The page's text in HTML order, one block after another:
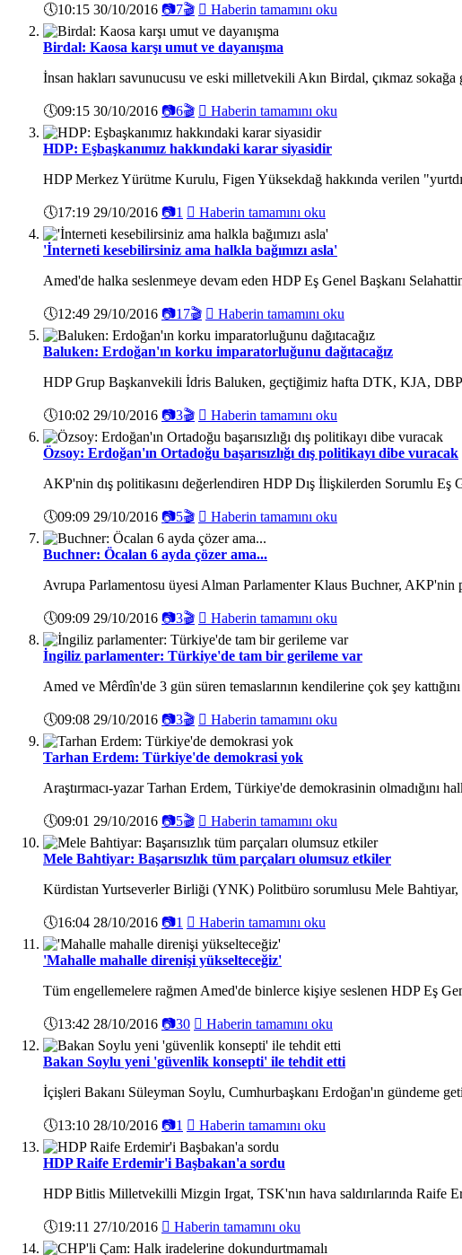
🕔10:15 30/10/2016 📷7🎬  Haberin tamamını oku
Birdal: Kaosa karşı umut ve dayanışma
İnsan hakları savunucusu ve eski milletvekili Akın Birdal, çıkmaz
🕔09:15 30/10/2016 📷6🎬  Haberin tamamını oku
HDP: Eşbaşkanımız hakkındaki karar siyasidir
HDP Merkez Yürütme Kurulu, Figen Yüksekdağ hakkında verilen
🕔17:19 29/10/2016 📷1  Haberin tamamını oku
'İnterneti kesebilirsiniz ama halkla bağımızı asla'
Amed'de halka seslenmeye devam eden HDP Eş Genel Başkanı
🕔12:49 29/10/2016 📷17🎬  Haberin tamamını oku
Baluken: Erdoğan'ın korku imparatorluğunu dağıtacağız
HDP Grup Başkanvekili İdris Baluken, geçtiğimiz hafta DTK, KJA,
🕔10:02 29/10/2016 📷3🎬  Haberin tamamını oku
Özsoy: Erdoğan'ın Ortadoğu başarısızlığı dış politikayı dibe vuracak
AKP'nin dış politikasını değerlendiren HDP Dış İlişkilerden Sorumlu Eş
🕔09:09 29/10/2016 📷5🎬  Haberin tamamını oku
Buchner: Öcalan 6 ayda çözer ama...
Avrupa Parlamentosu üyesi Alman Parlamenter Klaus Buchner, AKP'nin
🕔09:09 29/10/2016 📷3🎬  Haberin tamamını oku
İngiliz parlamenter: Türkiye'de tam bir gerileme var
Amed ve Mêrdîn'de 3 gün süren temaslarının kendilerine çok şey
🕔09:08 29/10/2016 📷3🎬  Haberin tamamını oku
Tarhan Erdem: Türkiye'de demokrasi yok
Araştırmacı-yazar Tarhan Erdem, Türkiye'de demokrasinin olmadığını
🕔09:01 29/10/2016 📷5🎬  Haberin tamamını oku
Mele Bahtiyar: Başarısızlık tüm parçaları olumsuz etkiler
Kürdistan Yurtseverler Birliği (YNK) Politbüro sorumlusu Mele Bahtiyar,
🕔16:04 28/10/2016 📷1  Haberin tamamını oku
'Mahalle mahalle direnişi yükselteceğiz'
Tüm engellemelere rağmen Amed'de binlerce kişiye seslenen HDP Eş
🕔13:42 28/10/2016 📷30  Haberin tamamını oku
Bakan Soylu yeni 'güvenlik konsepti' ile tehdit etti
İçişleri Bakanı Süleyman Soylu, Cumhurbaşkanı Erdoğan'ın
🕔13:10 28/10/2016 📷1  Haberin tamamını oku
HDP Raife Erdemir'i Başbakan'a sordu
HDP Bitlis Milletvekilli Mizgin Irgat, TSK'nın hava saldırılarında Raife
🕔19:11 27/10/2016  Haberin tamamını oku